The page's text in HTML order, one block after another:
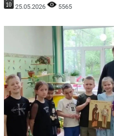
25.05.2026 5565